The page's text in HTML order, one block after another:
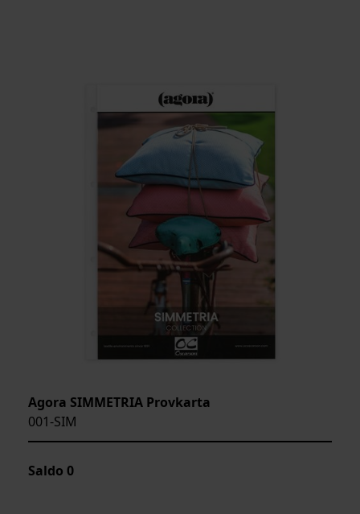
Agora SIMMETRIA Provkarta
001-SIM
Saldo 0